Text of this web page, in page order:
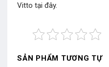
Vitto tại đây.
SẢN PHẨM TƯƠNG TỰ